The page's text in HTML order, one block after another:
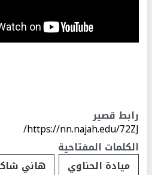
رابط قصير
https://nn.najah.edu/72ZJ/
الكلمات المفتاحية
ميادة الحناوي
هاني